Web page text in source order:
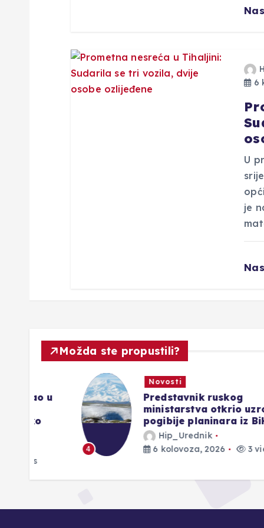
6
U
je
Možda ste propustili?
Novosti
Predstavnik ruskog
ministarstva otkrio uzroke
pogibije planinara iz BiH
Hip_Urednik
6 kolovoza, 2026
3 views